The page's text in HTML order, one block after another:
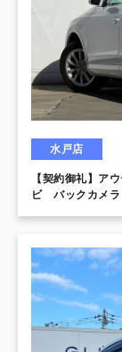
水戸店
【契約御礼】ア
ビ バックカメラ